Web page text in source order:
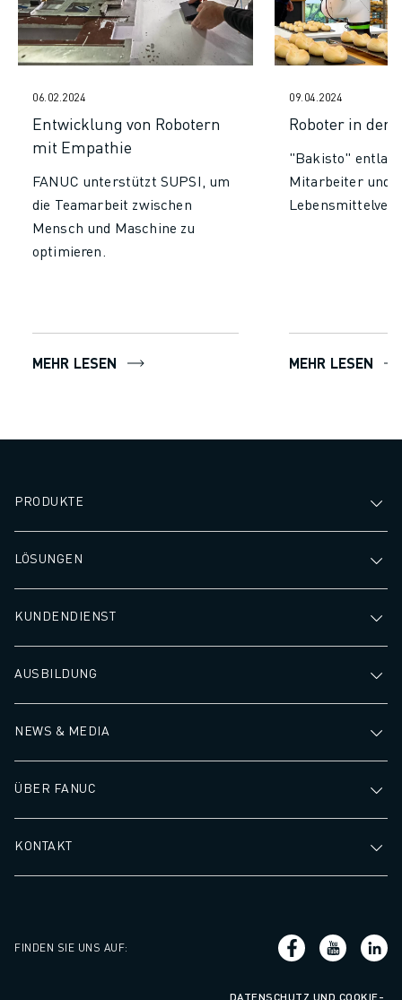
06.02.2024
Entwicklung von Robotern
mit Empathie
FANUC unterstützt SUPSI, um
die Teamarbeit zwischen
Mensch und Maschine zu
optimieren.
MEHR LESEN
09.04.2024
Roboter in der
"Bakisto"
Mitarbeiter und
MEHR LESEN
PRODUKTE
LÖSUNGEN
KUNDENDIENST
AUSBILDUNG
NEWS & MEDIA
ÜBER FANUC
KONTAKT
FINDEN SIE UNS AUF:
DATENSCHUTZ UND COOKIE-